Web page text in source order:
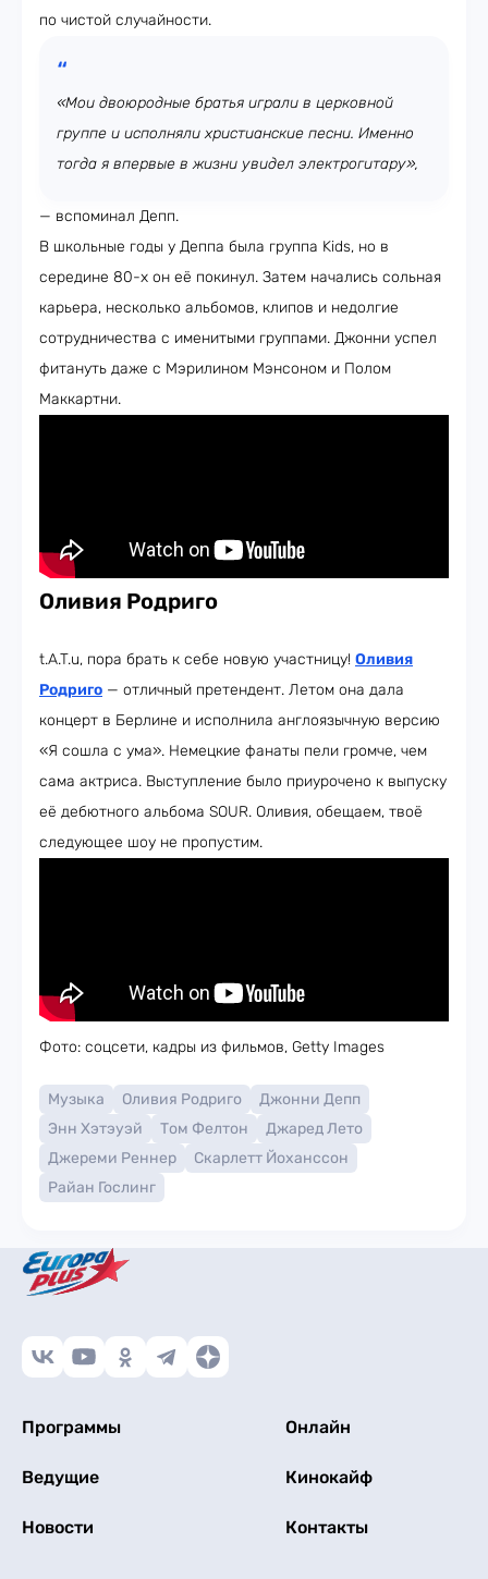
по чистой случайности.
«Мои двоюродные братья играли в церковной
группе и исполняли христианские песни. Именно
тогда я впервые в жизни увидел электрогитару»,
— вспоминал Депп.
В школьные годы у Деппа была группа Kids, но в
середине 80-х он её покинул. Затем начались сольная
карьера, несколько альбомов, клипов и недолгие
сотрудничества с именитыми группами. Джонни успел
фитануть даже с Мэрилином Мэнсоном и Полом
Маккартни.
Оливия Родриго
t.A.T.u, пора брать к себе новую участницу! Оливия
Родриго — отличный претендент. Летом она дала
концерт в Берлине и исполнила англоязычную версию
«Я сошла с ума». Немецкие фанаты пели громче, чем
сама актриса. Выступление было приурочено к выпуску
её дебютного альбома SOUR. Оливия, обещаем, твоё
следующее шоу не пропустим.
Фото: соцсети, кадры из фильмов, Getty Images
Музыка Оливия Родриго
Джонни Депп
Энн Хэтэуэй
Том Фелтон
Джаред Лето
Джереми Реннер
Скарлетт Йоханссон
Райан Гослинг
Программы Онлайн
Ведущие Кинокайф
Новости Контакты